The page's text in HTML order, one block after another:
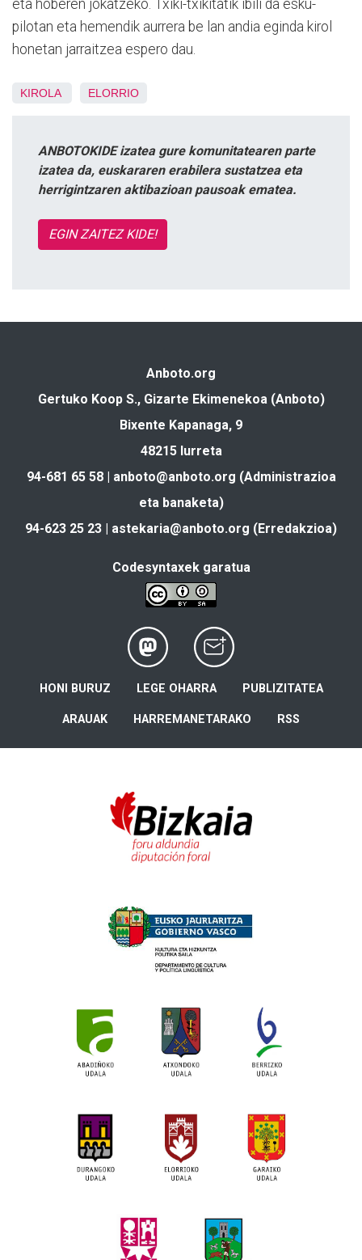
eta hoberen jokatzeko. Txiki-txikitatik ibili da esku-
pilotan eta hemendik aurrera be lan andia eginda kirol
honetan jarraitzea espero dau.
KIROLA ELORRIO
ANBOTOKIDE izatea gure komunitatearen parte
izatea da, euskararen erabilera sustatzea eta
herrigintzaren aktibazioan pausoak ematea.
EGIN ZAITEZ KIDE!
Anboto.org
Gertuko Koop S., Gizarte Ekimenekoa (Anboto)
Bixente Kapanaga, 9
48215 Iurreta
94-681 65 58 | anboto@anboto.org (Administrazioa
eta banaketa)
94-623 25 23 | astekaria@anboto.org (Erredakzioa)
Codesyntaxek garatua
HONI BURUZ LEGE OHARRA PUBLIZITATEA
ARAUAK HARREMANETARAKO RSS